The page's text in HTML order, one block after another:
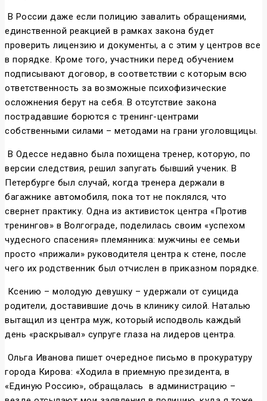
В России даже если полицию завалить обращениями,
единственной реакцией в рамках закона будет
проверить лицензию и документы, а с этим у центров все
в порядке. Кроме того, участники перед обучением
подписывают договор, в соответствии с которым всю
ответственность за возможные психофизические
осложнения берут на себя. В отсутствие закона
пострадавшие борются с тренинг-центрами
собственными силами – методами на грани уголовщицы.
В Одессе недавно была похищена тренер, которую, по
версии следствия, решил запугать бывший ученик. В
Петербурге был случай, когда тренера держали в
багажнике автомобиля, пока тот не поклялся, что
свернет практику. Одна из активисток центра «Против
тренингов» в Волгограде, поделилась своим «успехом
чудесного спасения» племянника: мужчины ее семьи
просто «прижали» руководителя центра к стене, после
чего их родственник был отчислен в приказном порядке.
Ксению – молодую девушку – удержали от суицида
родители, доставившие дочь в клинику силой. Наталью
вытащил из центра муж, который исподволь каждый
день «раскрывал» супруге глаза на лидеров центра.
Ольга Иванова пишет очередное письмо в прокуратуру
города Кирова: «Ходила в приемную президента, в
«Единую Россию», обращалась в администрацию –